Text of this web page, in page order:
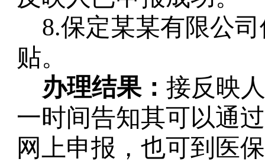
8.保定某某有限公
贴。
办理结果： 接反映
一时间告知其可以通过
网上申报，也可到医